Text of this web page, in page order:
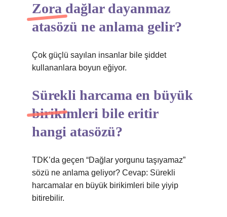
Zora dağlar dayanmaz
atasözü ne anlama gelir?
Çok güçlü sayılan insanlar bile şiddet
kullananlara boyun eğiyor.
Sürekli harcama en büyük
birikimleri bile eritir
hangi atasözü?
TDK’da geçen “Dağlar yorgunu taşıyamaz”
sözü ne anlama geliyor? Cevap: Sürekli
harcamalar en büyük birikimleri bile yiyip
bitirebilir.